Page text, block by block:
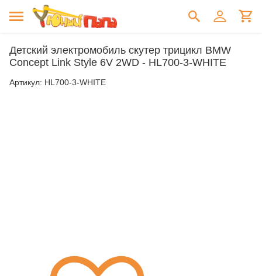
Детский электромобиль скутер трицикл BMW
Concept Link Style 6V 2WD - HL700-3-WHITE
Артикул: HL700-3-WHITE